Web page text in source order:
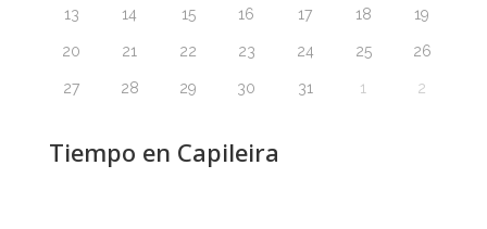
13 14 15 16 17 18 19
20 21 22 23 24 25 26
27 28 29 30 31 1 2
Tiempo en Capileira